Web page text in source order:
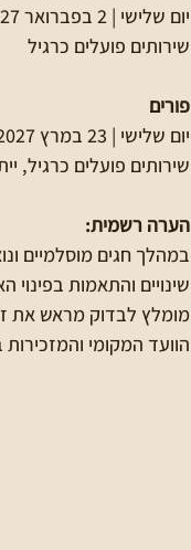
יום שלישי | 2 בפברואר 2027
שירותים פועלים כרגיל
פורים
יום שלישי | 23 במרץ 2027
שירותים פועלים כרגיל,
הערה רשמית:
במהלך חגים מוסלמיים
שינויים והתאמות
מומלץ לבדוק מראש את
הוועד המקומי